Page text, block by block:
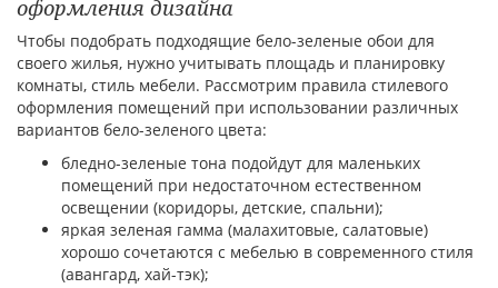
оформления дизайна
Чтобы подобрать подходящие бело-зеленые обои для
своего жилья, нужно учитывать площадь и планировку
комнаты, стиль мебели. Рассмотрим правила стилевого
оформления помещений при использовании различных
вариантов бело-зеленого цвета:
бледно-зеленые тона подойдут для маленьких
помещений при недостаточном естественном
освещении (коридоры, детские, спальни);
яркая зеленая гамма (малахитовые, салатовые)
хорошо сочетаются с мебелью в современного стиля
(авангард, хай-тэк);